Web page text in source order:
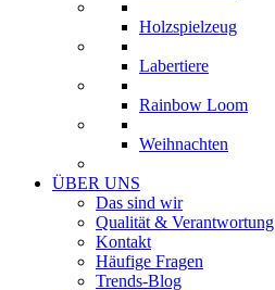
Holzspielzeug
Labertiere
Rainbow Loom
Weihnachten
ÜBER UNS
Das sind wir
Qualität & Verantwortung
Kontakt
Häufige Fragen
Trends-Blog